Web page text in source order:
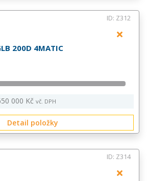
ID: Z312
200D 4MATIC
000 Kč vč. DPH
Detail položky
ID: Z314